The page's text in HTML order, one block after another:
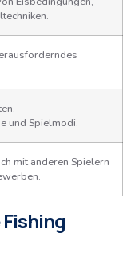
und Spielmodi.
mit anderen Spielern